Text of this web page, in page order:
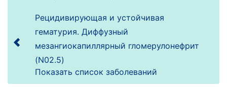
Рецидивирующая и устойчивая
гематурия. Диффузный
мезангиокапиллярный гломерулонефрит
(N02.5)
Показать список заболеваний